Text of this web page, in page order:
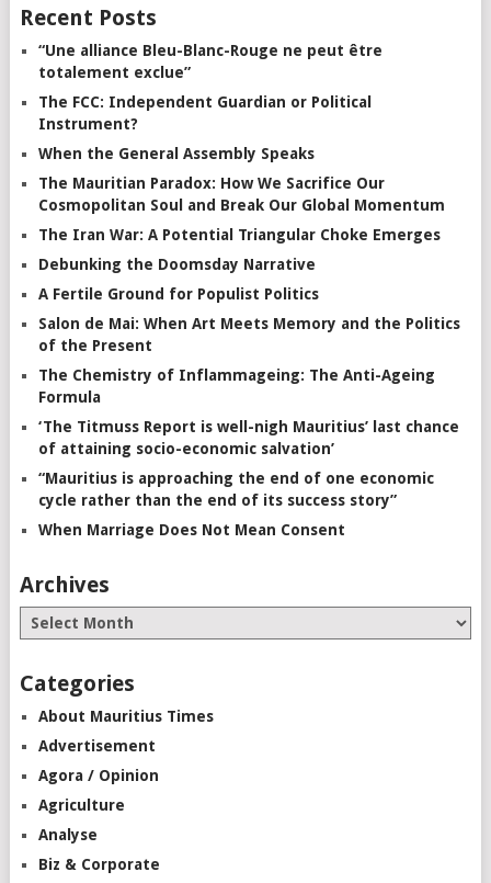
Recent Posts
“Une alliance Bleu-Blanc-Rouge ne peut être
totalement exclue”
The FCC: Independent Guardian or Political
Instrument?
When the General Assembly Speaks
The Mauritian Paradox: How We Sacrifice Our
Cosmopolitan Soul and Break Our Global Momentum
The Iran War: A Potential Triangular Choke Emerges
Debunking the Doomsday Narrative
A Fertile Ground for Populist Politics
Salon de Mai: When Art Meets Memory and the Politics
of the Present
The Chemistry of Inflammageing: The Anti-Ageing
Formula
‘The Titmuss Report is well-nigh Mauritius’ last chance
of attaining socio-economic salvation’
“Mauritius is approaching the end of one economic
cycle rather than the end of its success story”
When Marriage Does Not Mean Consent
Archives
Categories
About Mauritius Times
Advertisement
Agora / Opinion
Agriculture
Analyse
Biz & Corporate